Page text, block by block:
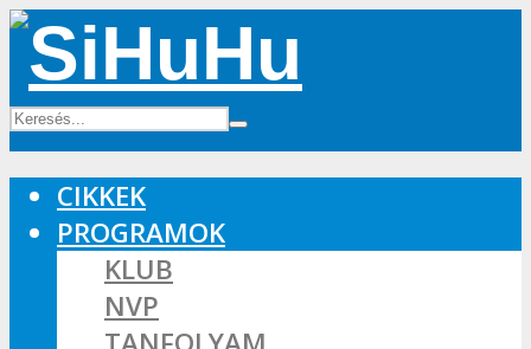
CIKKEK
PROGRAMOK
KLUB
NVP